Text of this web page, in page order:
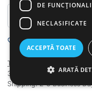
Add to wishlist
Terms and Conditions
30-day money-back
Shipping: 2-3 Business
DE
NECLASIFICATE
ACCEPTĂ TOATE
ARATĂ